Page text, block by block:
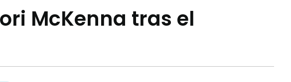
McKenna tras el